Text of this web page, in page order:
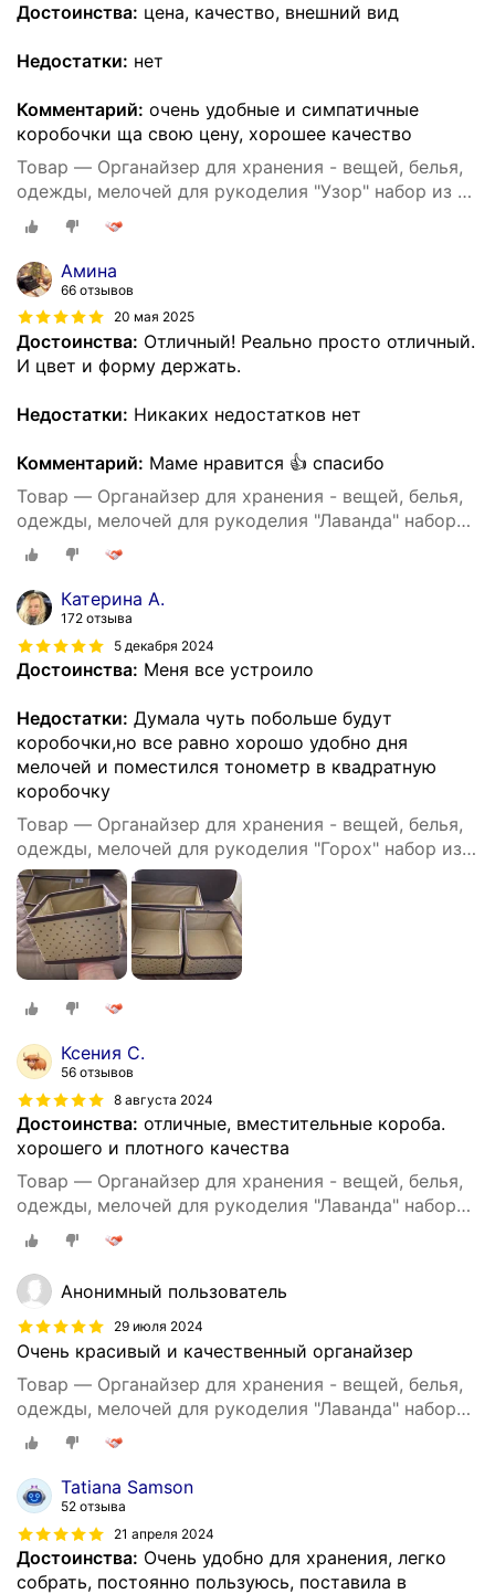
Достоинства: цена, качество, внешний вид
Недостатки: нет
Комментарий: очень удобные и симпатичные
коробочки ща свою цену, хорошее качество
Товар — Органайзер для хранения - вещей, белья,
одежды, мелочей для рукоделия "Узор" набор из 3х
штук
Амина
66 отзывов
20 мая 2025
Достоинства: Отличный! Реально просто отличный.
И цвет и форму держать.
Недостатки: Никаких недостатков нет
Комментарий: Маме нравится 👍 спасибо
Товар — Органайзер для хранения - вещей, белья,
одежды, мелочей для рукоделия "Лаванда" набор
из 3х штук
Катерина А.
172 отзыва
5 декабря 2024
Достоинства: Меня все устроило
Недостатки: Думала чуть побольше будут
коробочки,но все равно хорошо удобно дня
мелочей и поместился тонометр в квадратную
коробочку
Товар — Органайзер для хранения - вещей, белья,
одежды, мелочей для рукоделия "Горох" набор из
3х штук
Ксения С.
56 отзывов
8 августа 2024
Достоинства: отличные, вместительные короба.
хорошего и плотного качества
Товар — Органайзер для хранения - вещей, белья,
одежды, мелочей для рукоделия "Лаванда" набор
из 3х штук
Анонимный пользователь
29 июля 2024
Очень красивый и качественный органайзер
Товар — Органайзер для хранения - вещей, белья,
одежды, мелочей для рукоделия "Лаванда" набор
из 3х штук
Tatiana Samson
52 отзыва
21 апреля 2024
Достоинства: Очень удобно для хранения, легко
собрать, постоянно пользуюсь, поставила в